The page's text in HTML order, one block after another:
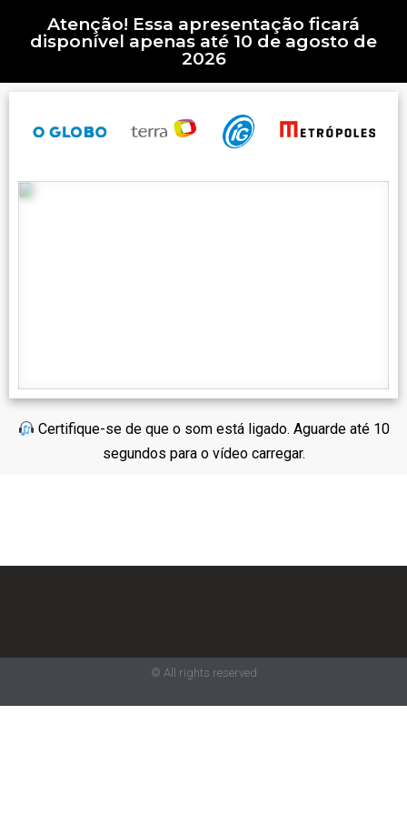
Atenção! Essa apresentação ficará
disponível apenas até 10 de agosto de
2026
Certifique-se de que o som está ligado. Aguarde até 10
segundos para o vídeo carregar.
© All rights reserved